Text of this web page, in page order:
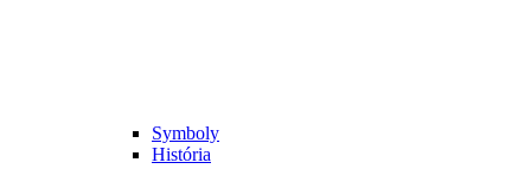
Symboly
História